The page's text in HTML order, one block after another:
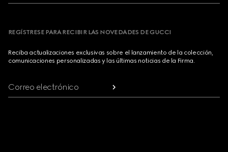
REGÍSTRESE PARA RECIBIR LAS NOVEDADES DE GUCCI
Reciba actualizaciones exclusivas sobre el lanzamiento de la colección,
comunicaciones personalizadas y las últimas noticias de la Firma.
Correo electrónico